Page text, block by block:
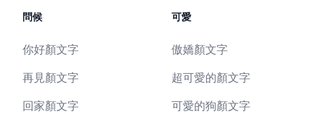
問候
你好顏文字
再見顏文字
回家顏文字
可愛
傲嬌顏文字
超可愛的顏文字
可愛的狗顏文字